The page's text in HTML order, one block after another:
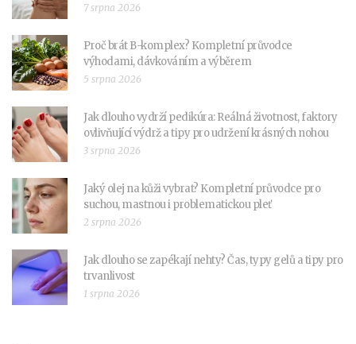
7 srpna 2026
Proč brát B-komplex? Kompletní průvodce
výhodami, dávkováním a výběrem
5 srpna 2026
Jak dlouho vydrží pedikúra: Reálná životnost, faktory
ovlivňující výdrž a tipy pro udržení krásných nohou
3 srpna 2026
Jaký olej na kůži vybrat? Kompletní průvodce pro
suchou, mastnou i problematickou pleť
2 srpna 2026
Jak dlouho se zapékají nehty? Čas, typy gelů a tipy pro
trvanlivost
1 srpna 2026